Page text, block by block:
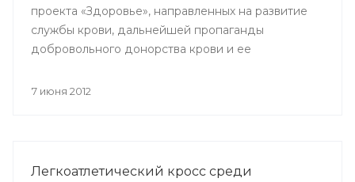
проекта «Здоровье», направленных на развитие
службы крови, дальнейшей пропаганды
добровольного донорства крови и ее
информационная акция «Спасибо, донор!»,
7 июня 2012
Легкоатлетический кросс среди